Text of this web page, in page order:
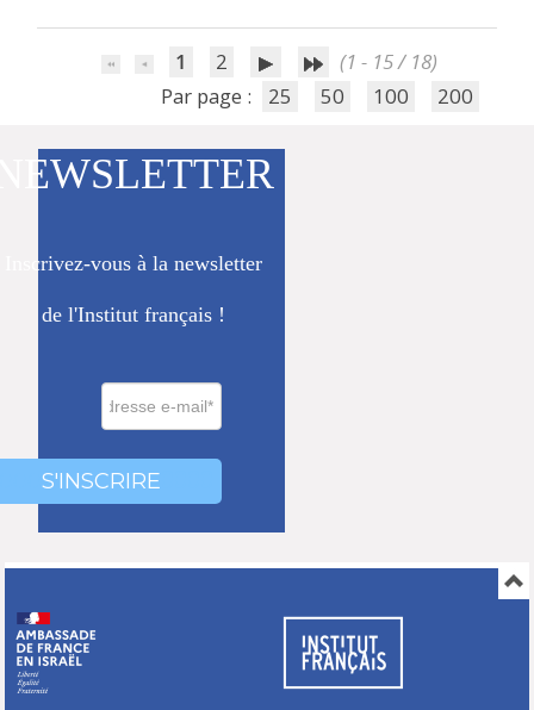
1 2
(1 - 15 / 18)
Par page :
25 50 100 200
Inscrivez-vous à la newsletter
de l'Institut français !
S'INSCRIRE